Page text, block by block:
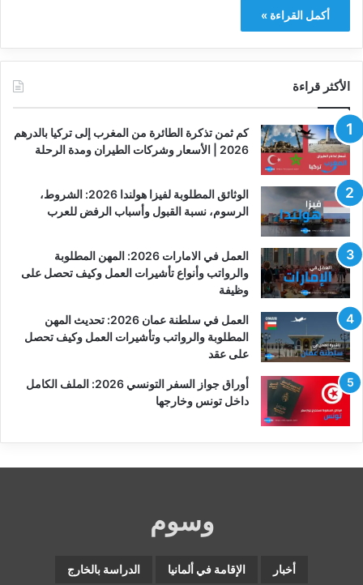
أكمل القراءة »
الأكثر قراءة
كم ثمن تذكرة الطائرة من المغرب إلى تركيا بالدرهم
2026 | الأسعار وشركات الطيران ومدة الرحلة
الوثائق المطلوبة لفيزا هولندا 2026: الشروط،
الرسوم، نسبة القبول وأسباب الرفض للعرب
العمل في الامارات 2026: المهن المطلوبة
والرواتب وأنواع تأشيرات العمل وكيف تحصل على
وظيفة
العمل في سلطنة عمان 2026: تحديث المهن
المطلوبة والرواتب وتأشيرات العمل وكيف تحصل
على عقد
أوراق جواز السفر التونسي 2026: الملف الكامل
داخل تونس وخارجها
وسوم
أخبار الإقامة في ألمانيا الدراسة بالخارج